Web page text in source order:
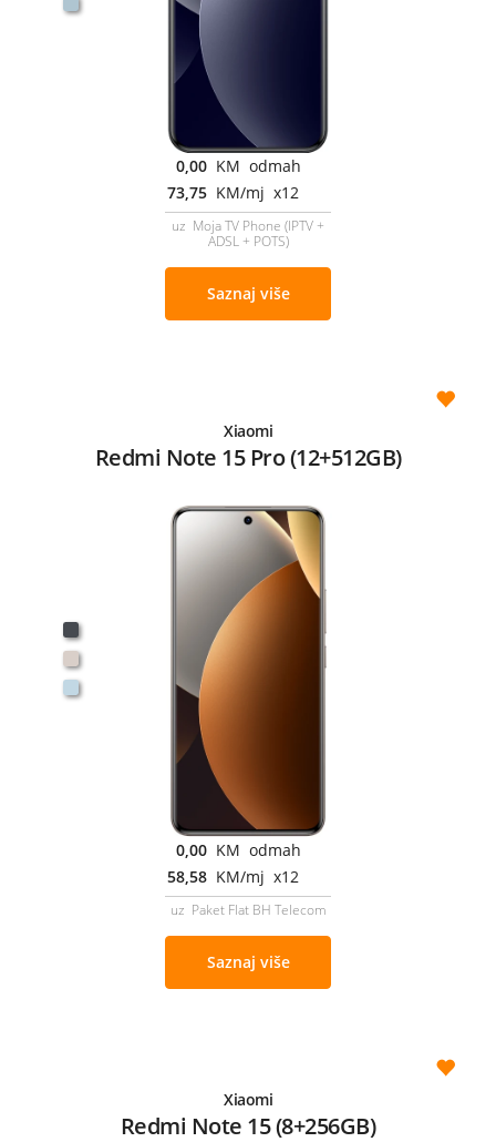
0,00 KM odmah
73,75 KM/mj x12
uz Moja TV Phone (IPTV +
ADSL + POTS)
Saznaj više
Xiaomi
Redmi Note 15 Pro (12+512GB)
0,00 KM odmah
58,58 KM/mj x12
uz Paket Flat BH Telecom
Saznaj više
Xiaomi
Redmi Note 15 (8+256GB)